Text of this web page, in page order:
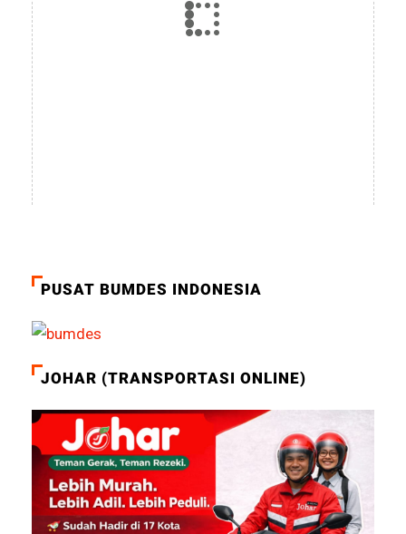
PUSAT BUMDES INDONESIA
JOHAR (TRANSPORTASI ONLINE)